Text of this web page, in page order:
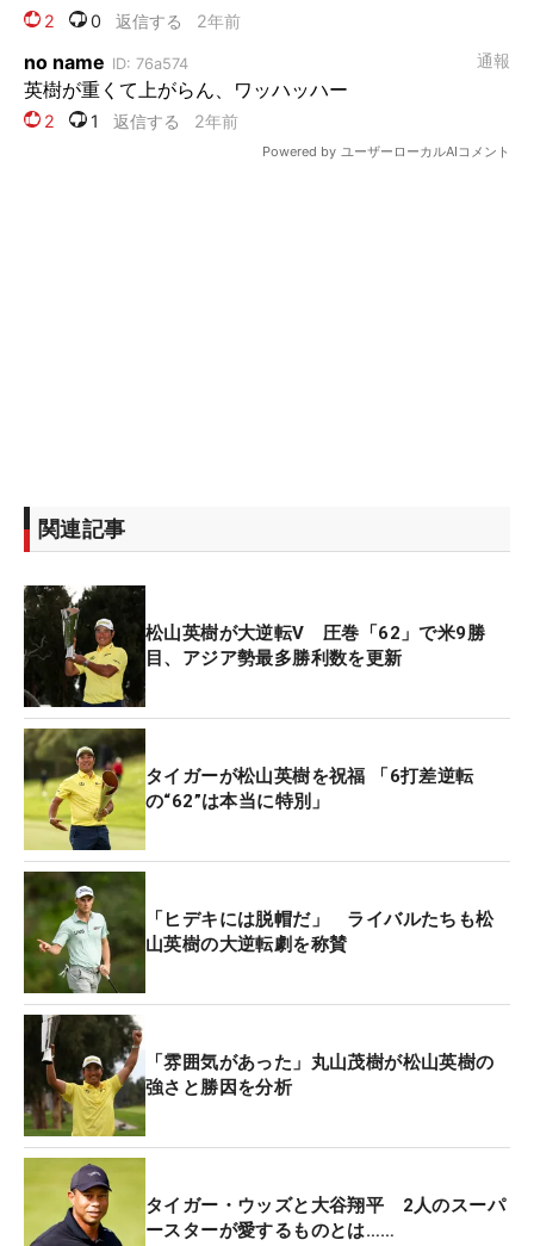
関連記事
松山英樹が大逆転V 圧巻「62」で米9勝
目、アジア勢最多勝利数を更新
タイガーが松山英樹を祝福 「6打差逆転
の“62”は本当に特別」
「ヒデキには脱帽だ」 ライバルたちも松
山英樹の大逆転劇を称賛
「雰囲気があった」丸山茂樹が松山英樹の
強さと勝因を分析
タイガー・ウッズと大谷翔平 2人のスーパ
ースターが愛するものとは……